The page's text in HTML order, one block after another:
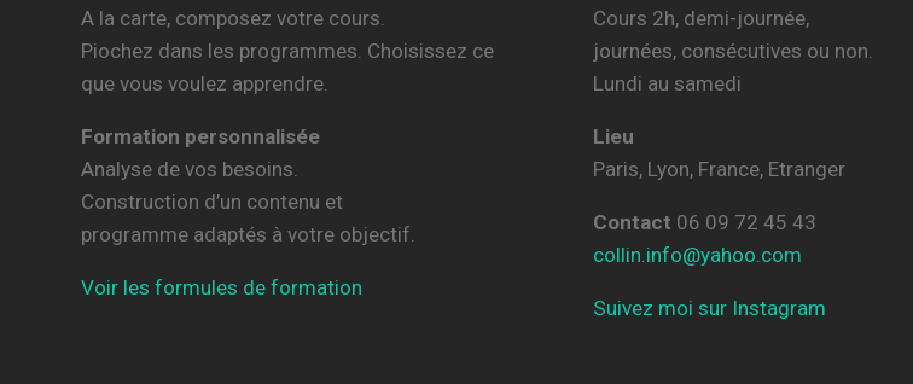
A la carte, composez votre cours.
Piochez dans les programmes. Choisissez ce
que vous voulez apprendre.
Formation personnalisée
Analyse de vos besoins.
Construction d’un contenu et
programme adaptés à votre objectif.
Voir les formules de formation
Cours 2h, demi-journée,
journées, consécutives ou non.
Lundi au samedi
Lieu
Paris, Lyon, France, Etranger
Contact 06 09 72 45 43
collin.info@yahoo.com
Suivez moi sur Instagram